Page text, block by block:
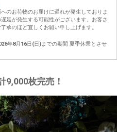
のお荷物のお届けに遅れが発生しておりま
延が発生する可能性がございます。お客さ
承のほど宜しくお願い申し上げます。
年8月16日(日)までの期間 夏季休業とさせ
9,000枚完売！